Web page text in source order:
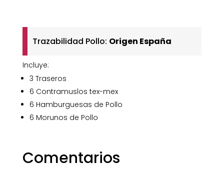
Trazabilidad Pollo: Origen España
Incluye:
3 Traseros
6 Contramuslos tex-mex
6 Hamburguesas de Pollo
6 Morunos de Pollo
Comentarios